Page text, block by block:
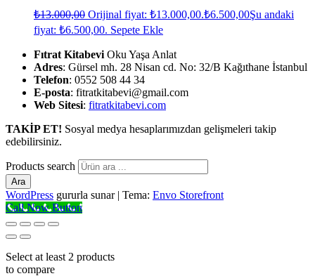
₺13.000,00 Orijinal fiyat: ₺13.000,00.₺6.500,00Şu andaki
fiyat: ₺6.500,00. Sepete Ekle
Fıtrat Kitabevi Oku Yaşa Anlat
Adres: Gürsel mh. 28 Nisan cd. No: 32/B Kağıthane İstanbul
Telefon: 0552 508 44 34
E-posta: fitratkitabevi@gmail.com
Web Sitesi: fitratkitabevi.com
TAKİP ET! Sosyal medya hesaplarımızdan gelişmeleri takip
edebilirsiniz.
Products search
Ara
WordPress gururla sunar | Tema: Envo Storefront
Call Now Button
Select at least 2 products
to compare